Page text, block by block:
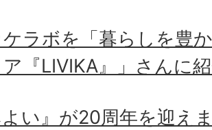
ラボを「暮らしを豊
『LIVIKA』」さんに
よい』が20周年を迎え